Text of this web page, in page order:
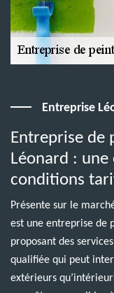
Entreprise
Entreprise de
Léonard :
conditions
Présente sur le
est une entreprise de
proposant des
qualifiée qui peut
extérieurs